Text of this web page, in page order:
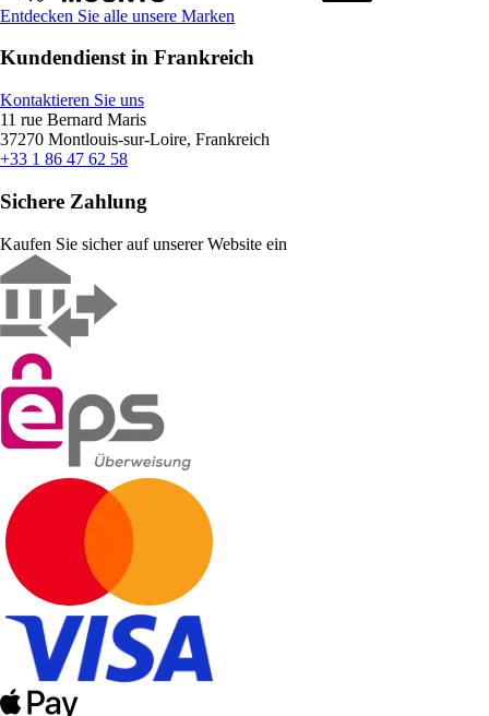
Entdecken Sie alle unsere Marken
Kundendienst in Frankreich
Kontaktieren Sie uns
11 rue Bernard Maris
37270 Montlouis-sur-Loire, Frankreich
+33 1 86 47 62 58
Sichere Zahlung
Kaufen Sie sicher auf unserer Website ein